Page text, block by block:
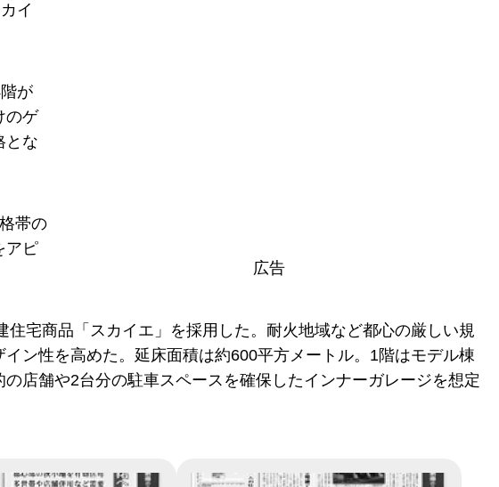
広告
イ
が
のゲ
とな
帯の
アピ
宅商品「スカイエ」を採用した。耐火地域など都心の厳しい規
ン性を高めた。延床面積は約600平方メートル。1階はモデル棟
店舗や2台分の駐車スペースを確保したインナーガレージを想定